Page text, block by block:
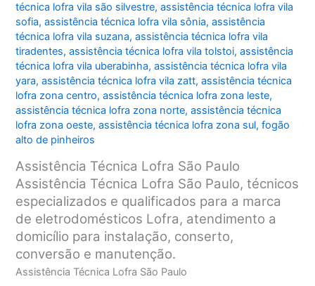
técnica lofra vila são silvestre,assistência técnica lofra vila
sofia,assistência técnica lofra vila sônia,assistência
técnica lofra vila suzana,assistência técnica lofra vila
tiradentes,assistência técnica lofra vila tolstoi,assistência
técnica lofra vila uberabinha,assistência técnica lofra vila
yara,assistência técnica lofra vila zatt,assistência técnica
lofra zona centro,assistência técnica lofra zona leste,
assistência técnica lofra zona norte,assistência técnica
lofra zona oeste,assistência técnica lofra zona sul,fogão
alto de pinheiros
Assistência Técnica Lofra São Paulo
Assistência Técnica Lofra São Paulo, técnicos
especializados e qualificados para a marca
de eletrodomésticos Lofra, atendimento a
domicílio para instalação, conserto,
conversão e manutenção.
Assistência Técnica Lofra São Paulo